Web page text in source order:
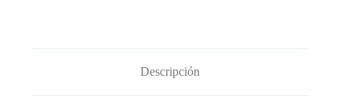
In
pa
rti
Descripción